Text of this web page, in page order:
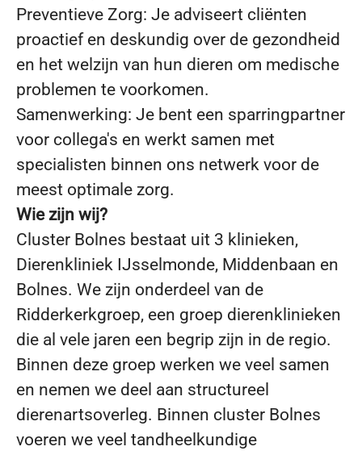
Preventieve Zorg: Je adviseert cliënten
proactief en deskundig over de gezondheid
en het welzijn van hun dieren om medische
problemen te voorkomen.
Samenwerking: Je bent een sparringpartner
voor collega's en werkt samen met
specialisten binnen ons netwerk voor de
meest optimale zorg.
Wie zijn wij?
Cluster Bolnes bestaat uit 3 klinieken,
Dierenkliniek IJsselmonde, Middenbaan en
Bolnes. We zijn onderdeel van de
Ridderkerkgroep, een groep dierenklinieken
die al vele jaren een begrip zijn in de regio.
Binnen deze groep werken we veel samen
en nemen we deel aan structureel
dierenartsoverleg. Binnen cluster Bolnes
voeren we veel tandheelkundige